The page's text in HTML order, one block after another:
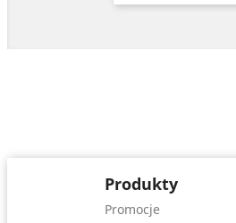
Produkty
Promocje